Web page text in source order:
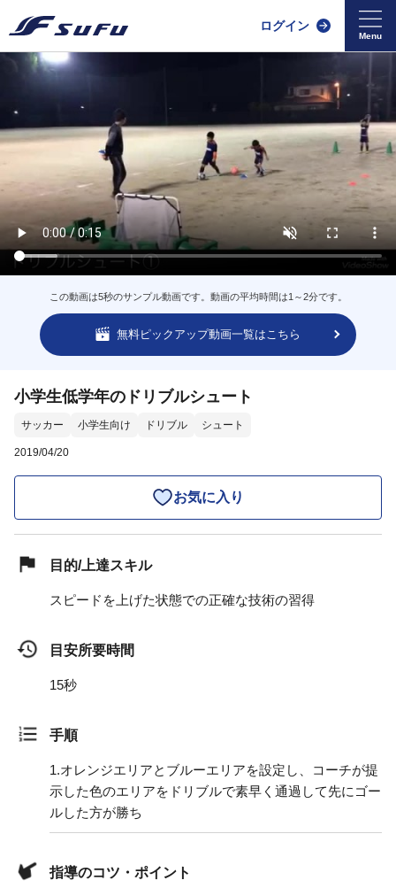
ログイン
この動画は5秒のサンプル動画です。動画の平均時間は1～2分です。
無料ピックアップ動画一覧はこちら
小学生低学年のドリブルシュート
サッカー 小学生向け ドリブル シュート
2019/04/20
お気に入り
目的/上達スキル
スピードを上げた状態での正確な技術の習得
目安所要時間
15秒
手順
1.オレンジエリアとブルーエリアを設定し、コーチが提
示した色のエリアをドリブルで素早く通過して先にゴー
ルした方が勝ち
指導のコツ・ポイント